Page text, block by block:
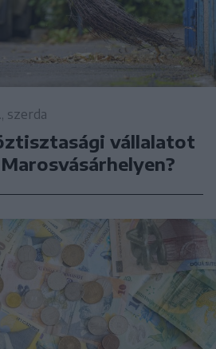
szerda
vállalatot